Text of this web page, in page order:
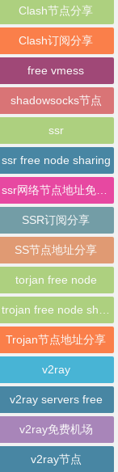
Clash节点分享
Clash订阅分享
free vmess
shadowsocks节点
ssr
ssr free node sharing
ssr网络节点地址免费分享
SSR订阅分享
SS节点地址分享
torjan free node
Trojan节点地址分享
v2ray
v2ray servers free
v2ray免费机场
v2ray节点